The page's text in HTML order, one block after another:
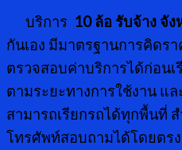
บริการ 10 ล้อ รับจ้าง จั
กันเอง มีมาตรฐานการคิดร
ตรวจสอบค่าบริการได้ก่อน
ตามระยะทางการใช้งาน แ
สามารถเรียกรถได้ทุกพื้นที่
โทรศัพท์สอบถามได้โดยตร